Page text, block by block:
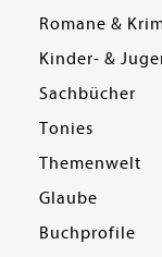
Romane &
Kinder- &
Sachbücher
Tonies
Themenwelt
Glaube
Buchprofile